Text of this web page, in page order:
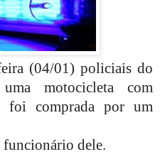
(04/01) policiais do
uma motocicleta com
foi comprada por um
funcionário dele.